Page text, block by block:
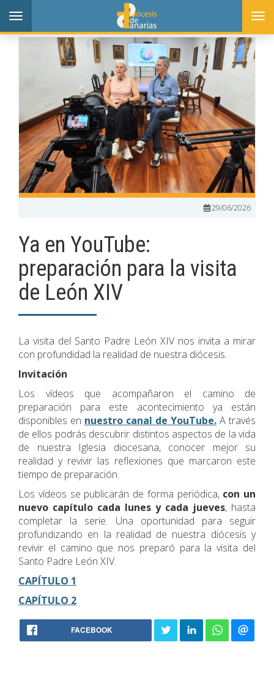
Toggle
navigation
29/06/2026
Ya en YouTube:
preparación para la visita
de León XIV
La visita del Santo Padre León XIV nos invita a mirar
con profundidad la realidad de nuestra diócesis.
Invitación
Los vídeos que acompañaron el camino de
preparación para este acontecimiento ya están
disponibles en nuestro canal de YouTube. A través
de ellos podrás descubrir distintos aspectos de la vida
de nuestra Iglesia diocesana, conocer mejor su
realidad y revivir las reflexiones que marcaron este
tiempo de preparación.
Los vídeos se publicarán de forma periódica, con un
nuevo capítulo cada lunes y cada jueves, hasta
completar la serie. Una oportunidad para seguir
profundizando en la realidad de nuestra diócesis y
revivir el camino que nos preparó para la visita del
Santo Padre León XIV.
CAPÍTULO 1
CAPÍTULO 2
FACEBOOK